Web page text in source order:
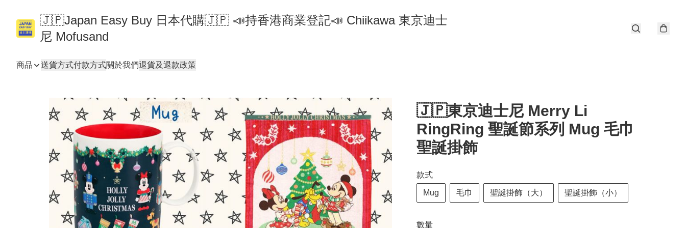
🇯🇵Japan Easy Buy 日本代購🇯🇵 📣持香港商業登記📣 Chiikawa 東京迪士
尼 Mofusand
商品 送貨方式付款方式關於我們退貨及退款政策
🇯🇵東京迪士尼 Merry Li
RingRing 聖誕節系列 Mug 毛巾
聖誕掛飾
款式
Mug 毛巾 聖誕掛飾（大） 聖誕掛飾（小）
數量